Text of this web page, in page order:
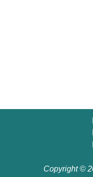
Copyright ©